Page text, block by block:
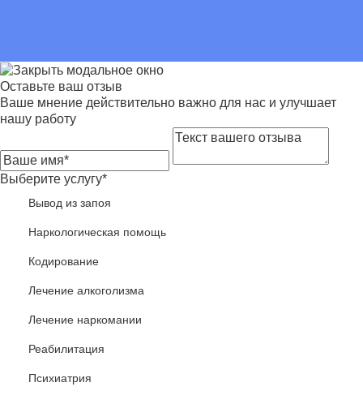
Оставьте ваш отзыв
Ваше мнение действительно важно для нас и улучшает
нашу работу
Выберите услугу*
Вывод из запоя
Наркологическая помощь
Кодирование
Лечение алкоголизма
Лечение наркомании
Реабилитация
Психиатрия